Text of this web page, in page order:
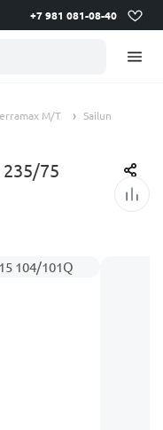
+7 981 081-08-40
M/T
Sailun
75